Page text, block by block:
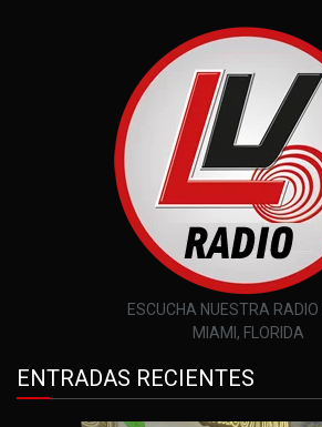
ESCUCHA NUESTRA RADIO
MIAMI, FLORIDA
ENTRADAS RECIENTES